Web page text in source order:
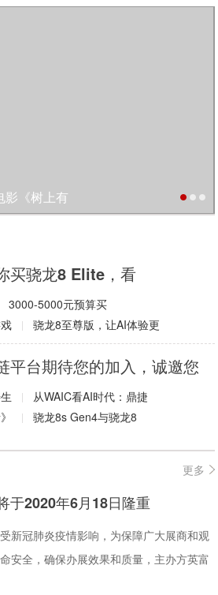
影《树上有
买骁龙8 Elite，看
3000-5000元预算买
| 骁龙8至尊版，让AI体验更
平台期待您的加入，诚邀您
|
从WAIC看AI时代：鼎捷
| 骁龙8s Gen4与骁龙8
更多
于2020年6月18日隆重
新冠肺炎疫情影响，为保障广大展商和观
安全，确保办展效果和质量，主办方英富